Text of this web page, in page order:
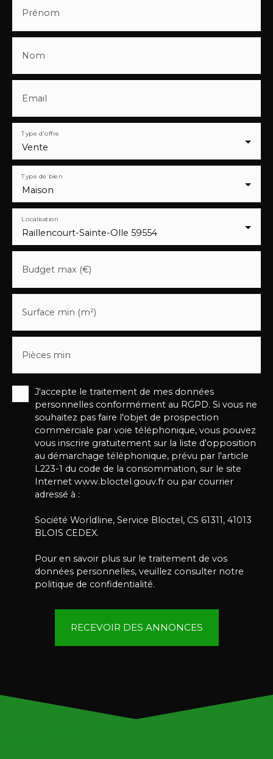
Prénom
Nom
Email
Vente
Type d'offre
Maison
Type de bien
Raillencourt-Sainte-Olle 59554
Localisation
Budget max (€)
Surface min (m²)
Pièces min
J'accepte le traitement de mes données
personnelles conformément au RGPD. Si vous ne
souhaitez pas faire l'objet de prospection
commerciale par voie téléphonique, vous pouvez
vous inscrire gratuitement sur la liste d'opposition
au démarchage téléphonique, prévu par l'article
L223-1 du code de la consommation, sur le site
Internet www.bloctel.gouv.fr ou par courrier
adressé à :
Société Worldline, Service Bloctel, CS 61311, 41013
BLOIS CEDEX.
Pour en savoir plus sur le traitement de vos
données personnelles, veuillez consulter notre
politique de confidentialité.
RECEVOIR DES ANNONCES